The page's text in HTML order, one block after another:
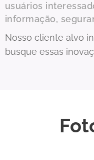
usuários
informação,
Nosso cliente alvo
busque essas